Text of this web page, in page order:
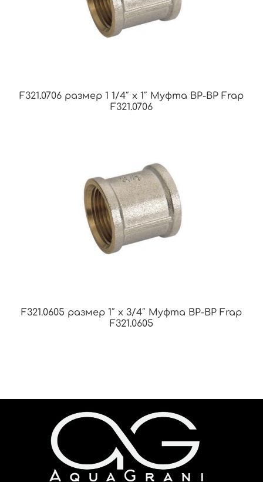
F321.0706 размер 1 1/4″ x 1″ Муфта ВР-ВР Frap
F321.0706
F321.0605 размер 1″ x 3/4″ Муфта ВР-ВР Frap
F321.0605